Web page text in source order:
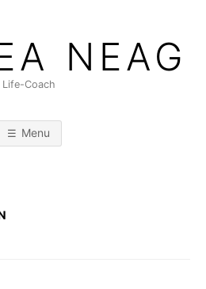
NEAG
Life-Coach
Menu